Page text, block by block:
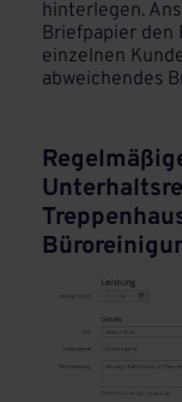
hinterlegen.
Briefpapier den
einzelnen
abweichendes